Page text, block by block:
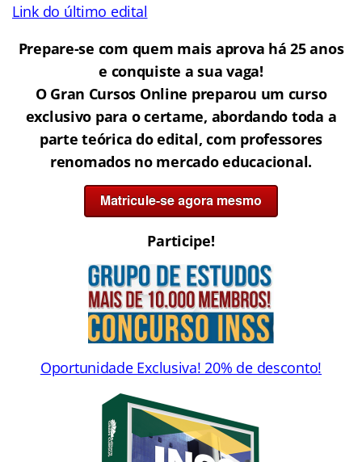
Link do último edital
Prepare-se com quem mais aprova há 25 anos
e conquiste a sua vaga!
O Gran Cursos Online preparou um curso
exclusivo para o certame, abordando toda a
parte teórica do edital, com professores
renomados no mercado educacional.
Participe!
Oportunidade Exclusiva! 20% de desconto!